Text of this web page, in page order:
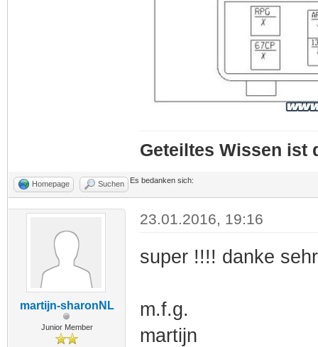
17 0.5 133C
>
18 0.5 133B
TENTAFEL>
19 0.5
20 2.0 67CP
CHERUNG
Geteiltes Wissen ist
Homepage Suchen Es bedanken sich:
martijn-sharonNL
Junior Member
23.01.2016, 19:16
super !!!! danke
m.f.g.
martijn